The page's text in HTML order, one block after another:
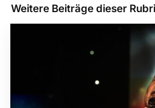
Weitere Beiträge dieser